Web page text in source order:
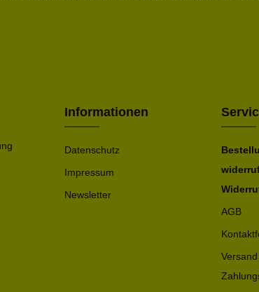
Informationen
Datenschutz
Impressum
Newsletter
AGB